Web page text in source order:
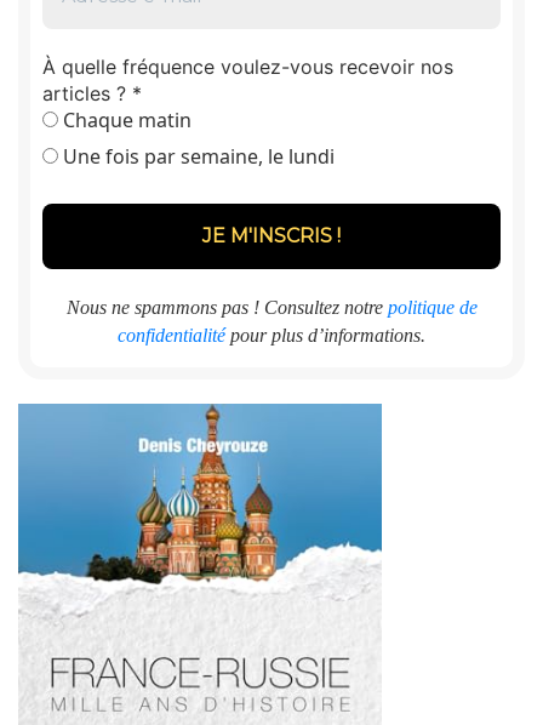
À quelle fréquence voulez-vous recevoir nos
articles ? *
Chaque matin
Une fois par semaine, le lundi
Nous ne spammons pas ! Consultez notre politique de
confidentialitépour plus d’informations.